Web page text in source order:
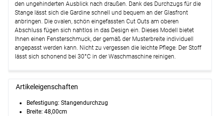
den ungehinderten Ausblick nach draußen. Dank des Durchzugs für die
Stange lässt sich die Gardine schnell und bequem an der Glasfront
anbringen. Die ovalen, schön eingefassten Cut Outs am oberen
Abschluss fügen sich nahtlos in das Design ein. Dieses Modell bietet
Ihnen einen Fensterschmuck, der gemäß der Musterbreite individuell
angepasst werden kann. Nicht zu vergessen die leichte Pflege: Der Stoff
lässt sich schonend bei 30°C in der Waschmaschine reinigen.
Artikeleigenschaften
Befestigung: Stangendurchzug
Breite: 48,00cm